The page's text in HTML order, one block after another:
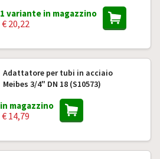
1 variante in magazzino
€ 20,22
Adattatore per tubi in acciaio
Meibes 3/4" DN 18 (S10573)
in magazzino
€ 14,79